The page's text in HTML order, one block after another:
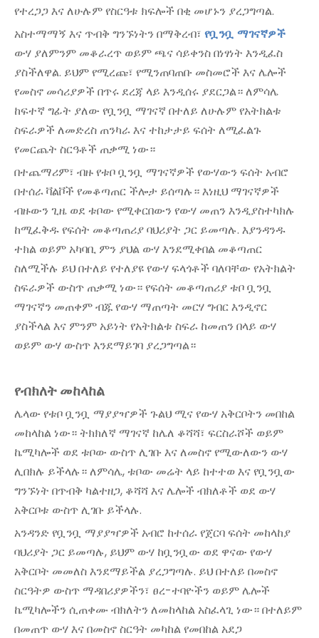
የተረጋጋ እና ለሁሉም የስርዓቱ ክፍሎች በቂ መሆኑን ያረጋግጣል.
አስተማማኝ እና ጥብቅ ግንኙነትን በማቅረብ፣ የቧንቧ ማገናኛዎች
ውሃ ያለምንም መቆራረጥ ወይም ጫና ሳይቀንስ በነፃነት እንዲፈስ
ያስችለዋል. ይህም የሚረጩ፣ የሚንጠባጠቡ መስመሮች እና ሌሎች
የመስኖ መሳሪያዎች በጥሩ ደረጃ ላይ እንዲሰሩ ያደርጋል። ለምሳሌ
ከፍተኛ ግፊት ያለው የቧንቧ ማገናኛ በተለይ ለሁሉም የአትክልቱ
ስፍራዎች ለመድረስ ጠንካራ እና ተከታታይ ፍሰት ለሚፈልጉ
የመርጨት ስርዓቶች ጠቃሚ ነው።
በተጨማሪም፣ ብዙ የቱቦ ቧንቧ ማገናኛዎች የውሃውን ፍሰት አብሮ
በተሰራ ቫልቮች የመቆጣጠር ችሎታ ይሰጣሉ። እነዚህ ማገናኛዎች
ብዙውን ጊዜ ወደ ቱቦው የሚቀርበውን የውሃ መጠን እንዲያስተካክሉ
ከሚፈቅዱ የፍሰት መቆጣጠሪያ ባህሪያት ጋር ይመጣሉ. እያንዳንዱ
ተክል ወይም አካባቢ ምን ያህል ውሃ እንደሚቀበል መቆጣጠር
ስለሚችሉ ይህ በተለይ የተለያዩ የውሃ ፍላጎቶች ባለባቸው የአትክልት
ስፍራዎች ውስጥ ጠቃሚ ነው። የፍሰት መቆጣጠሪያ ቱቦ ቧንቧ
ማገናኛን መጠቀም ብጁ የውሃ ማጠጣት መርሃ ግብር እንዲኖር
ያስችላል እና ምንም አይነት የአትክልቱ ስፍራ ከመጠን በላይ ውሃ
ወይም ውሃ ውስጥ እንደማይገባ ያረጋግጣል።
የብክለት መከላከል
ሌላው የቱቦ ቧንቧ ማያያዣዎች ጉልህ ሚና የውሃ አቅርቦትን መበከል
መከላከል ነው። ትክክለኛ ማገናኛ ከሌለ ቆሻሻ፣ ፍርስራሾች ወይም
ኬሚካሎች ወደ ቱቦው ውስጥ ሊገቡ እና ለመስኖ የሚውለውን ውሃ
ሊበክሉ ይችላሉ። ለምሳሌ, ቱቦው መሬት ላይ ከተተወ እና የቧንቧው
ግንኙነት በጥብቅ ካልተዘጋ, ቆሻሻ እና ሌሎች ብክለቶች ወደ ውሃ
አቅርቦቱ ውስጥ ሊገቡ ይችላሉ.
አንዳንድ የቧንቧ ማያያዣዎች አብሮ ከተሰራ የጀርባ ፍሰት መከላከያ
ባህሪያት ጋር ይመጣሉ, ይህም ውሃ ከቧንቧው ወደ ዋናው የውሃ
አቅርቦት መመለስ እንደማይችል ያረጋግጣሉ. ይህ በተለይ በመስኖ
ስርዓትዎ ውስጥ ማዳበሪያዎችን፣ ፀረ-ተባዮችን ወይም ሌሎች
ኬሚካሎችን ሲጠቀሙ ብክለትን ለመከላከል አስፈላጊ ነው። በተለይም
በመጠጥ ውሃ እና በመስኖ ስርዓት መካከል የመበከል አደጋ